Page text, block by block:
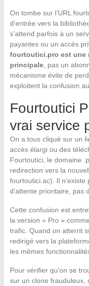
On tombe sur l’URL
d’entrée vers la
s’attend parfois à un
payantes ou un accès
fourtoutici.pro est une
principale, pas un
mécanisme évite de
exploitent la confusion
Fourtoutici
vrai service
On a tous cliqué sur un
accès élargi ou des
Fourtoutici, le domaine
redirection vers la
fourtoutici.ac). Il
d’attente prioritaire, pas
Cette confusion est
la version « Pro »
trafic. Quand on atterrit
redirigé vers la
les mêmes
Pour vérifier qu’on se
sur un clone frauduleux,